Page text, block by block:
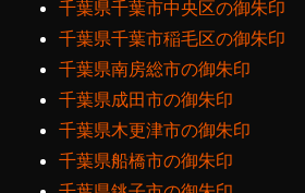
千葉県千葉市中央区の御朱印
千葉県千葉市稲毛区の御朱印
千葉県南房総市の御朱印
千葉県成田市の御朱印
千葉県木更津市の御朱印
千葉県船橋市の御朱印